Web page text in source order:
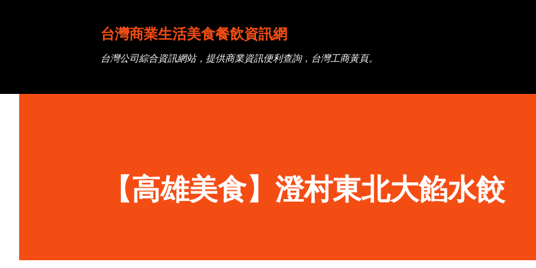
台灣商業生活美食餐飲資訊網
台灣公司綜合資訊網站，提供商業資訊便利查詢，台灣工商黃頁。
【高雄美食】澄村東北大餡水餃